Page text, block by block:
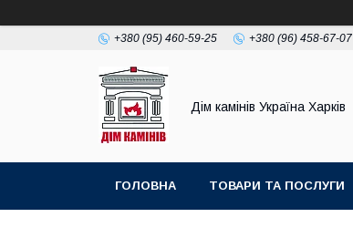
+380 (95) 460-59-25 +380 (96) 458-67-07
Дім камінів Україна Харків
ГОЛОВНА ТОВАРИ ТА ПОСЛУГИ